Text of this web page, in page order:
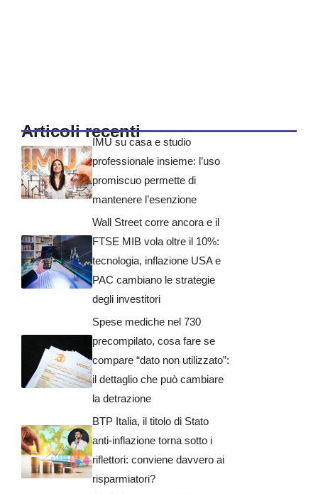
Articoli recenti
IMU su casa e studio
professionale insieme: l’uso
promiscuo permette di
mantenere l’esenzione
Wall Street corre ancora e il
FTSE MIB vola oltre il 10%:
tecnologia, inflazione USA e
PAC cambiano le strategie
degli investitori
Spese mediche nel 730
precompilato, cosa fare se
compare “dato non utilizzato”:
il dettaglio che può cambiare
la detrazione
BTP Italia, il titolo di Stato
anti-inflazione torna sotto i
riflettori: conviene davvero ai
risparmiatori?